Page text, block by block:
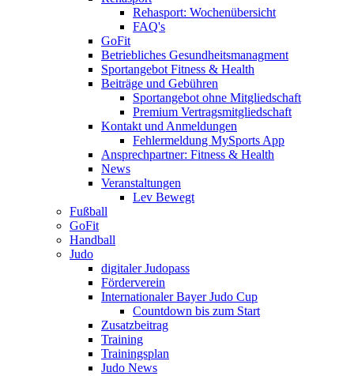
Rehasport: Wochenübersicht
FAQ's
GoFit
Betriebliches Gesundheitsmanagment
Sportangebot Fitness & Health
Beiträge und Gebühren
Sportangebot ohne Mitgliedschaft
Premium Vertragsmitgliedschaft
Kontakt und Anmeldungen
Fehlermeldung MySports App
Ansprechpartner: Fitness & Health
News
Veranstaltungen
Lev Bewegt
Fußball
GoFit
Handball
Judo
digitaler Judopass
Förderverein
Internationaler Bayer Judo Cup
Countdown bis zum Start
Zusatzbeitrag
Training
Trainingsplan
Judo News